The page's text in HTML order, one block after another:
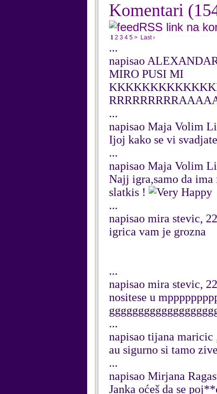
Komentari
RSS link na
1 2 3 4 5 > Last ›
...
napisao
MIRO PUSI MI
...
napisao Maja Volim
Ijoj kako se vi
...
napisao Maja Volim
Najj igra,samo da
slatkis !
...
napisao mira stevic,
igrica vam je grozna
...
napisao mira stevic,
nositese u
...
napisao tijana maricic
au sigurno si tamo
...
napisao Mirjana
Janka oćeš da se